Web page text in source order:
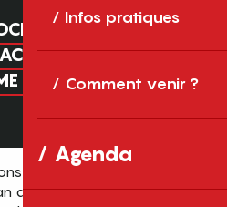
Infos pratiques
Comment venir ?
Agenda
PRO
D'AFFAIRES
légales
du site